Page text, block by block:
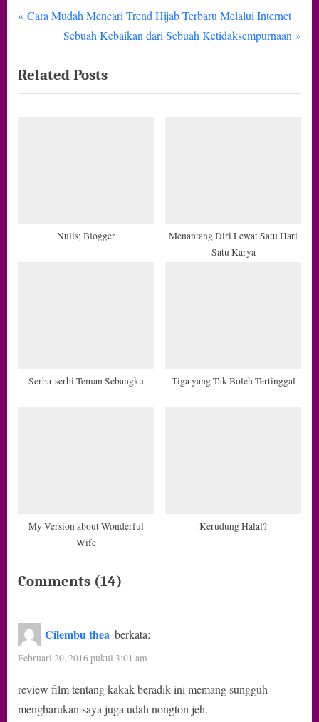
Navigasi
P
v
i
Cara Mudah Mencari Trend Hijab Terbaru Melalui Internet
N
x
t
Sebuah Kebaikan dari Sebuah Ketidaksempurnaan
Related Posts
Nulis; Blogger
Menantang Diri Lewat Satu Hari
Satu Karya
Serba-serbi Teman Sebangku Tiga yang Tak Boleh Tertinggal
My Version about Wonderful
Wife
Kerudung Halal?
Comments (14)
“3
Adik
yang
Cilembu thea berkata:
Februari 20, 2016 pukul 3:01 am
review film tentang kakak beradik ini memang sungguh
mengharukan saya juga udah nongton jeh.